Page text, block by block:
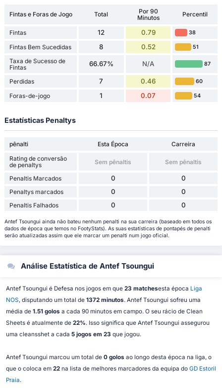
Fintas e Foras de Jogo Total
Por 90
Minutos
Percentil
Fintas 12 0.79 38
Fintas Bem Sucedidas 8 0.52 51
Taxa de Sucesso de
Fintas
66.67% N/A 87
Perdidas 7 0.46 60
Foras-de-jogo 1 0.07 54
Estatísticas Penaltys
pênalti Esta Época
Carreira
Rating de conversão
de penaltys
Sem pênaltis Sem pênaltis
Penaltis Marcados 0 0
Penaltys marcados 0 0
Penaltis Falhados 0 0
Antef Tsoungui ainda não bateu nenhum penalti na sua carreira (baseado em todos os
dados de época que temos no FootyStats). As suas estatísticas de pontapés de penalti
serão atualizadas assim que ele marcar um penalti num jogo oficial.
Análise Estatística de Antef Tsoungui
Antef Tsoungui é Defesa nos jogos em que 23 matchesesta época Liga
NOS, disputando um total de 1372 minutos. Antef Tsoungui sofreu uma
média de 1.51 golos a cada 90 minutos em campo. O seu rácio de Clean
Sheets é atualmente de 22%. Isso significa que Antef Tsoungui assegurou
uma cleansshet a cada 5 jogos em 23 que jogou.
Antef Tsoungui marcou um total de 0 golos ao longo desta época na liga, o
que o coloca em 22na lista de melhores marcadores da equipa do GD Estoril
Praia.